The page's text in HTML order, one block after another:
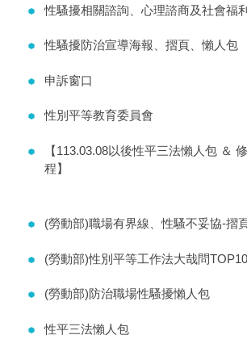
性騷擾相關諮詢、心理諮商及社會福
性騷擾防治宣導海報、摺頁、懶人包
申訴窗口
性別平等教育委員會
【113.03.08以後性平三法懶人包 ＆
程】
(勞動部)職場有界線、性騷不妥協-摺
(勞動部)性別平等工作法大哉問
(勞動部)防治職場性騷擾懶人包
性平三法懶人包